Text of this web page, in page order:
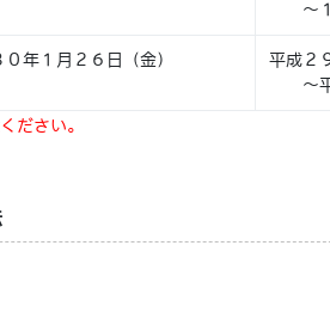
～１
０年１月２６日（金）
平成２
～平
ださい。